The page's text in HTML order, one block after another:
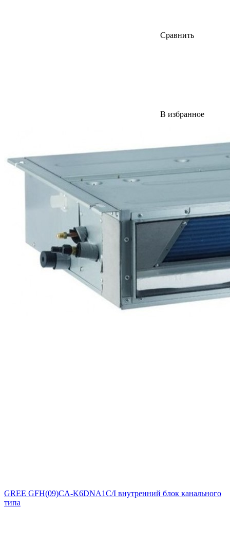
Сравнить
В избранное
GREE GFH(09)CA-K6DNA1C/I внутренний блок канального
типа